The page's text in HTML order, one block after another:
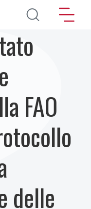
al contenuto principale
FAO
delle